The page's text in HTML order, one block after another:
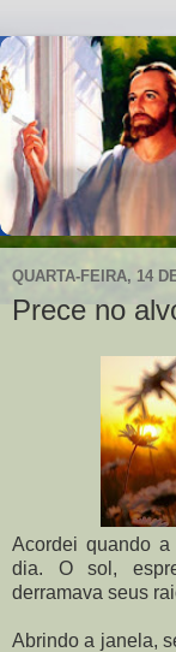
QUARTA-FEIRA, 14
Prece no
Acordei quando
dia. O sol,
derramava seus
Abrindo a janela,